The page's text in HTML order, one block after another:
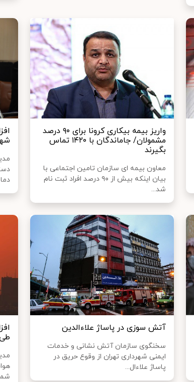
واریز بیمه بیکاری کرونا برای ۹۰ درصد
مشمولان/ جاماندگان با ۱۴۲۰ تماس
بگیرند
معاون بیمه ای سازمان تامین اجتماعی با
بیان اینکه بیش از ۹۰ درصد افراد ثبت نام
شد...
آتش سوزی در پاساژ علاءالدین
سخنگوی سازمان آتش نشانی و خدمات
ایمنی شهرداری تهران از وقوع حریق در
پاساژ علاءال...